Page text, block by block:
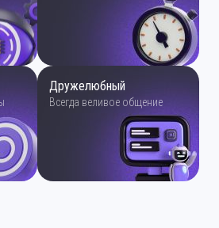
Дружелюбный
Всегда веливое общение